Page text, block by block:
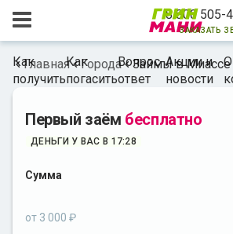
8 800 505-
заказать
Как
получить
Как
погасить
Вопрос-
ответ
Акции и
новости
О
Главная Города Займы в Миассе
Первый заём бесплатно
ДЕНЬГИ У ВАС В 17:28
Сумма
от 3 000 ₽